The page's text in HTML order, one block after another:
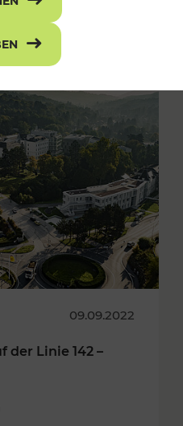
09.09.2022
der Linie 142 –